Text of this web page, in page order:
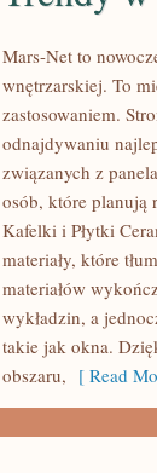
Mars-Net to
wnętrzarskiej. To
zastosowaniem.
odnajdywaniu
związanych z
osób, które planują
Kafelki i Płytki
materiały, które
materiałów
wykładzin, a
takie jak okna.
obszaru, [ Read